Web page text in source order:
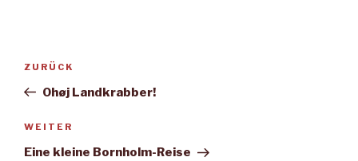
Beitragsnavigation
Vorheriger
Beitrag
ZURÜCK
Ohøj Landkrabber!
Nächster
Beitrag
WEITER
Eine kleine Bornholm-Reise